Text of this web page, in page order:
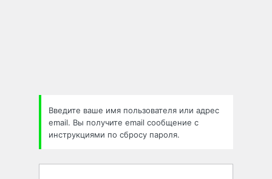
Введите ваше имя пользователя или адрес
email. Вы получите email сообщение с
инструкциями по сбросу пароля.